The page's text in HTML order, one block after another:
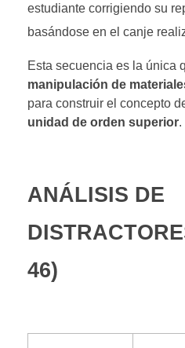
estudiante corrigiendo su
basándose en el canje
Esta secuencia es la única
manipulación de
para construir el concepto
unidad de orden superior.
ANÁLISIS DE
46)